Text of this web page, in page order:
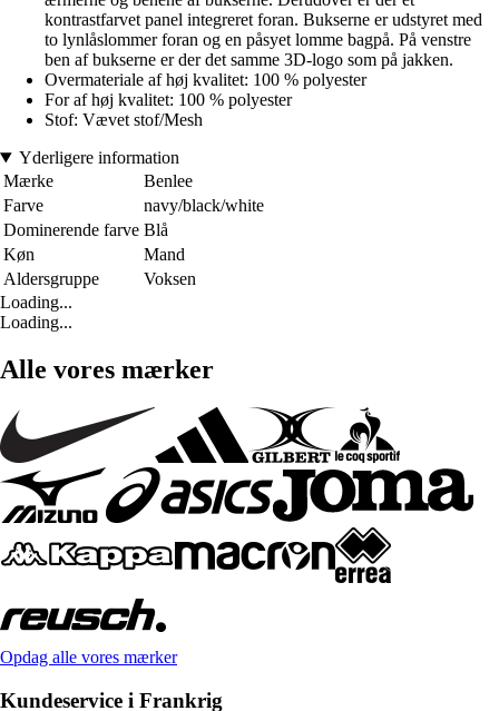
kontrastfarvet panel integreret foran. Bukserne er udstyret med
to lynlåslommer foran og en påsyet lomme bagpå. På venstre
ben af bukserne er der det samme 3D-logo som på jakken.
Overmateriale af høj kvalitet: 100 % polyester
For af høj kvalitet: 100 % polyester
Stof: Vævet stof/Mesh
Yderligere information
Mærke
Benlee
Farve
navy/black/white
Dominerende farve Blå
Køn
Mand
Aldersgruppe
Voksen
Loading...
Loading...
Alle vores mærker
Opdag alle vores mærker
Kundeservice i Frankrig